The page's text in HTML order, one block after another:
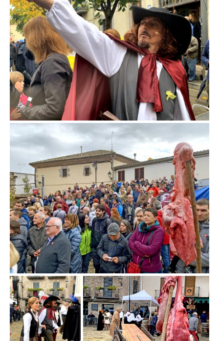
Fira d'en Rocaguinarda a Olost
Fira d'en Rocaguinarda
a Olost
Fira d'en Rocaguinarda a Olost